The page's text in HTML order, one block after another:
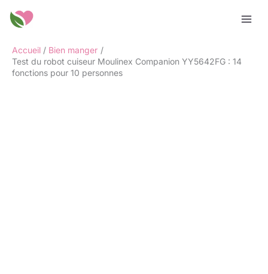
Accueil
Bien manger
Test du robot cuiseur Moulinex Companion YY5642FG : 14
fonctions pour 10 personnes